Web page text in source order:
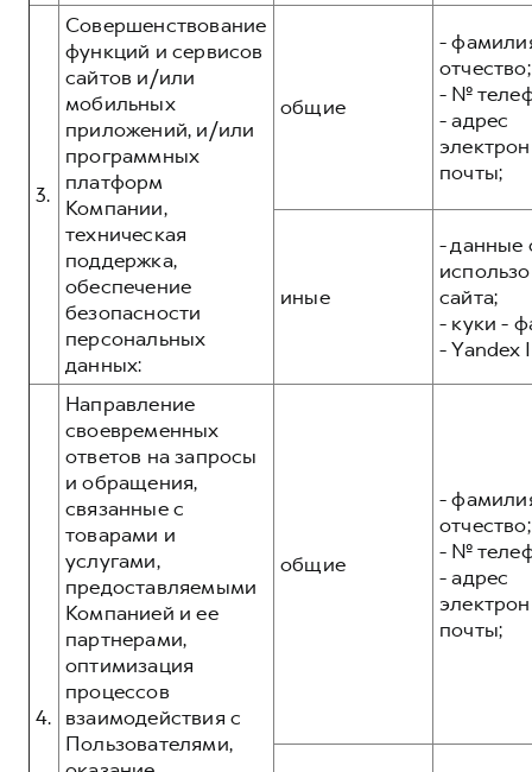
3.
Совершенствование
функций и сервисов
сайтов и/или
мобильных
приложений, и/или
программных
платформ
Компании,
техническая
поддержка,
обеспечение
безопасности
персональных
данных:
общие
-
отчество;
- №
- адрес
почты;
иные
- данные
сайта;
- куки -
- Yandex
4.
Направление
своевременных
ответов на запросы
и обращения,
связанные с
товарами и
услугами,
предоставляемыми
Компанией и ее
партнерами,
оптимизация
процессов
взаимодействия с
Пользователями,
общие
-
отчество;
- №
- адрес
почты;